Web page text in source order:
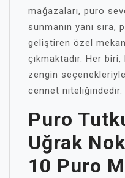
mağazaları, puro
sunmanın yanı
geliştiren özel
çıkmaktadır. Her
zengin
cennet niteliğindedir.
Puro
Uğrak
10 Puro